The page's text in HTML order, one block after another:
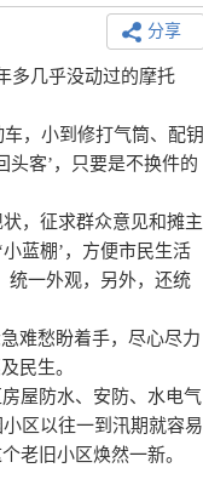
分享
多几乎没动过的摩托
，小到修打气筒、配钥
头客’，只要是不换件的
，征求群众意见和摊主
蓝棚’，方便市民生活
统一外观，另外，还统
难愁盼着手，尽心尽力
民生。
屋防水、安防、水电气
区以往一到汛期就容易
老旧小区焕然一新。